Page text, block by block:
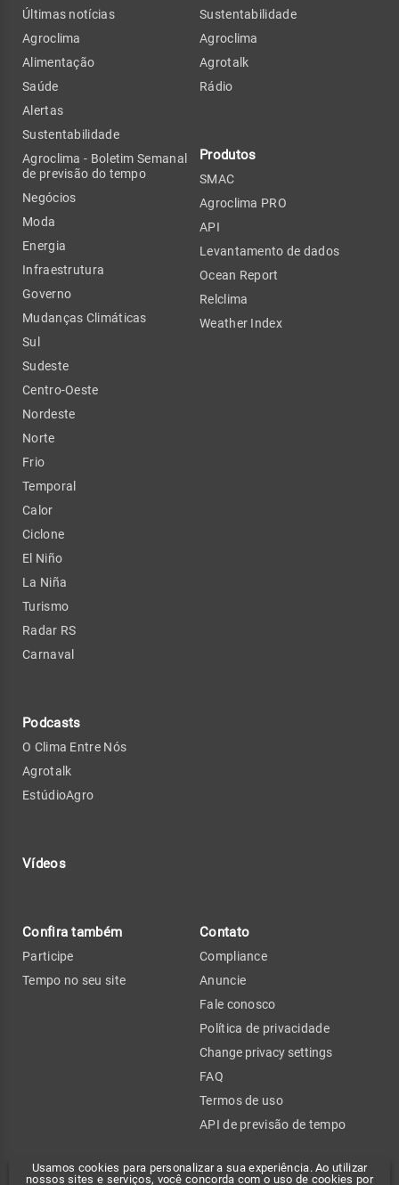
Usamos cookies para personalizar a sua experiência. Ao utilizar
nossos sites e serviços, você concorda com o uso de cookies por
Últimas notícias
Agroclima
Alimentação
Saúde
Alertas
Sustentabilidade
Agroclima - Boletim Semanal
de previsão do tempo
Negócios
Moda
Energia
Infraestrutura
Governo
Mudanças Climáticas
Sul
Sudeste
Centro-Oeste
Nordeste
Norte
Frio
Temporal
Calor
Ciclone
El Niño
La Niña
Turismo
Radar RS
Carnaval
Podcasts
O Clima Entre Nós
Agrotalk
EstúdioAgro
Vídeos
Sustentabilidade
Agroclima
Agrotalk
Rádio
Produtos
SMAC
Agroclima PRO
API
Levantamento de dados
Ocean Report
Relclima
Weather Index
Confira também
Participe
Tempo no seu site
Contato
Compliance
Anuncie
Fale conosco
Política de privacidade
Change privacy settings
FAQ
Termos de uso
API de previsão de tempo